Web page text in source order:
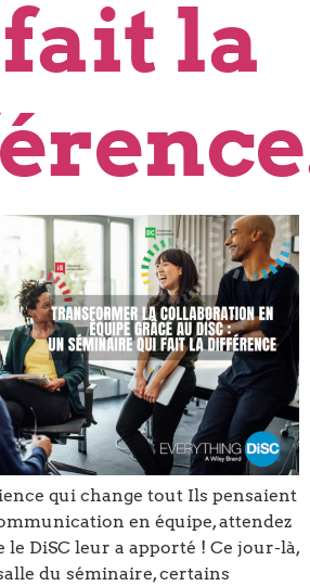
la
qui change tout Ils pensaient
en équipe, attendez
le DiSC leur a apporté ! Ce jour-là,
du séminaire, certains